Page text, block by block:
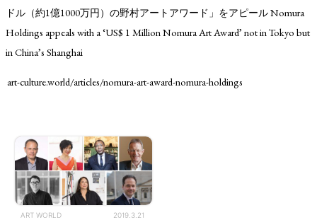
ドル（約1億1000万円）の野村アートアワード」をアピール Nomura
Holdings appeals with a ‘US$ 1 Million Nomura Art Award’ not in Tokyo but
in China’s Shanghai
art-culture.world/articles/nomura-art-award-nomura-holdings
ART WORLD 2019.3.21